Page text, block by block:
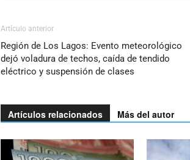
Artículo anterior
Región de Los Lagos: Evento meteorológico
dejó voladura de techos, caída de tendido
eléctrico y suspensión de clases
Artículos relacionados Más del autor